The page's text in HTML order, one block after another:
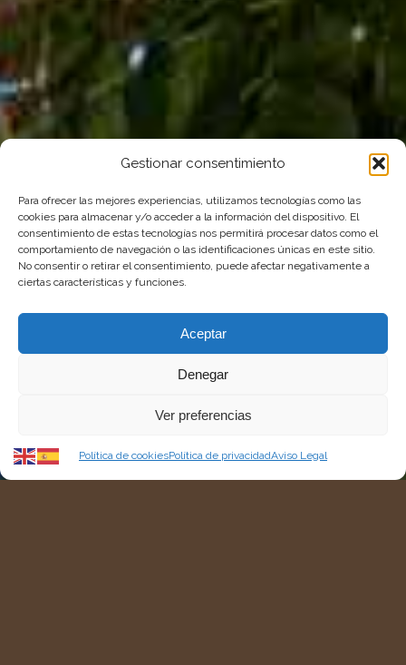
Gestionar consentimiento
Para ofrecer las mejores experiencias, utilizamos tecnologías como las
cookies para almacenar y/o acceder a la información del dispositivo. El
consentimiento de estas tecnologías nos permitirá procesar datos como el
comportamiento de navegación o las identificaciones únicas en este sitio.
No consentir o retirar el consentimiento, puede afectar negativamente a
ciertas características y funciones.
Aceptar
Denegar
Ver preferencias
Política de cookiesPolítica de privacidadAviso Legal